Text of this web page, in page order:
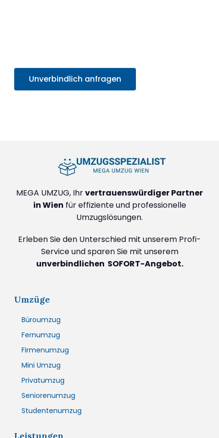
Unverbindlich anfragen
MEGA UMZUG, Ihrvertrauenswürdiger Partner
in Wien für effiziente und professionelle
Umzugslösungen.
Erleben Sie den Unterschied mit unserem Profi-
Service und sparen Sie mit unserem
unverbindlichen SOFORT-Angebot.
Umzüge
Büroumzug
Fernumzug
Firmenumzug
Mini Umzug
Privatumzug
Seniorenumzug
Studentenumzug